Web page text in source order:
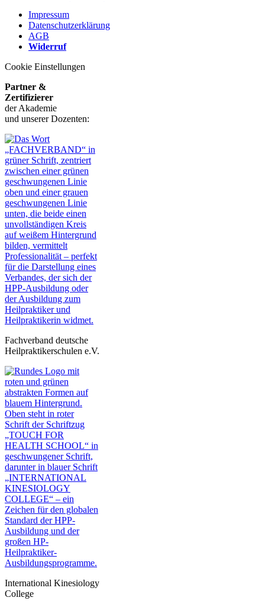
Impressum
Datenschutzerklärung
AGB
Widerruf
Cookie Einstellungen
Partner &
Zertifizierer
der Akademie
und unserer Dozenten:
Fachverband deutsche
Heilpraktikerschulen e.V.
International Kinesiology
College